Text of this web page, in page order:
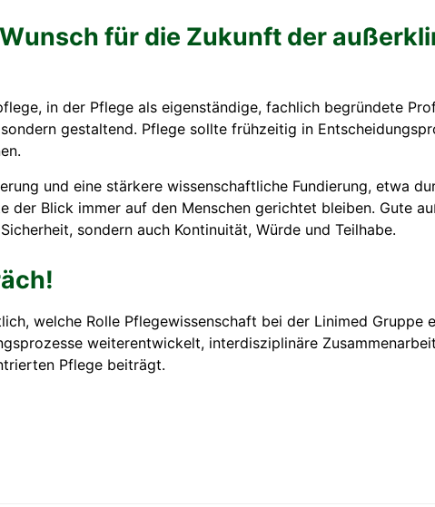
für die Zukunft der
in der Pflege als eigenständige, fachlich begründete
gestaltend. Pflege sollte frühzeitig in
und eine stärkere wissenschaftliche Fundierung, etwa
der Blick immer auf den Menschen gerichtet bleiben. Gute
sondern auch Kontinuität, Würde und Teilhabe.
welche Rolle Pflegewissenschaft bei der Linimed Gruppe
weiterentwickelt, interdisziplinäre
Pflege beiträgt.